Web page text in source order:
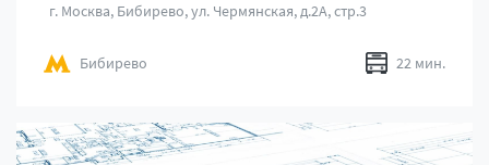
г. Москва, Бибирево, ул. Чермянская, д.2А, стр.3
Бибирево 22 мин.